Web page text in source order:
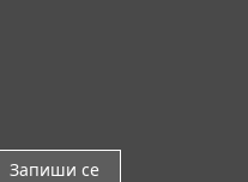
Запиши се